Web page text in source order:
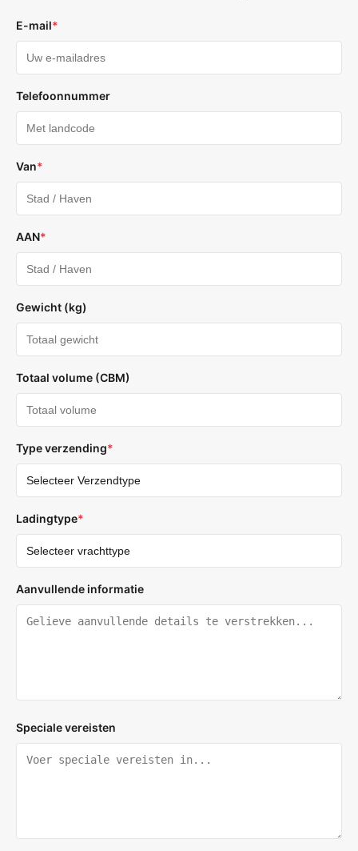
E-mail*
Telefoonnummer
Van*
AAN*
Gewicht (kg)
Totaal volume (CBM)
Type verzending*
Ladingtype*
Aanvullende informatie
Speciale vereisten